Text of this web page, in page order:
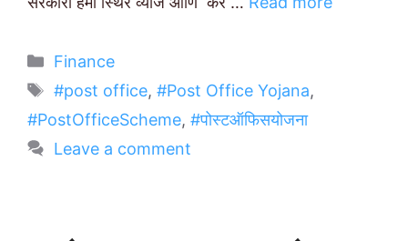
Categories
Finance
Tags
#post office, #Post Office Yojana,
#PostOfficeScheme, #पोस्टऑफिसयोजना
Leave a comment